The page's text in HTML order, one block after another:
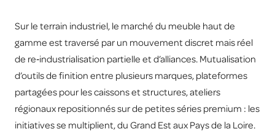
Sur le terrain industriel, le marché du meuble haut de
gamme est traversé par un mouvement discret mais réel
de re‑industrialisation partielle et d’alliances. Mutualisation
d’outils de finition entre plusieurs marques, plateformes
partagées pour les caissons et structures, ateliers
régionaux repositionnés sur de petites séries premium : les
initiatives se multiplient, du Grand Est aux Pays de la Loire.